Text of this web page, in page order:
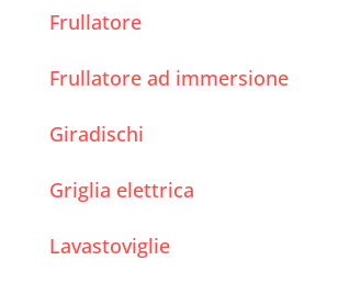
Frullatore
Frullatore ad immersione
Giradischi
Griglia elettrica
Lavastoviglie